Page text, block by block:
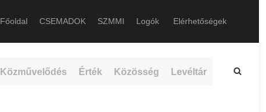
Főoldal CSEMADOK SZMMI Logók Elérhetőségek
Közművelődés Érték Közösség Levéltár